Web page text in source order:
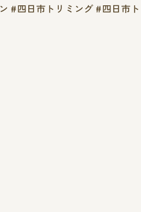
#四日市トリミング #四日市